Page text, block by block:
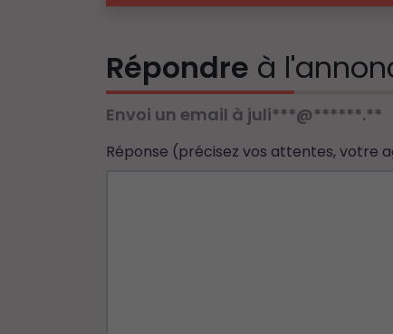
Répondre à
Envoi un email à juli***@******.**
Réponse (précisez vos attentes, votre